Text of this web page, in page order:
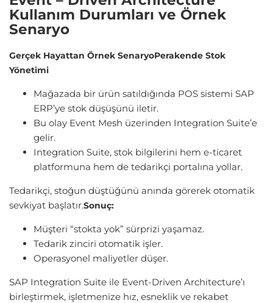
Kullanım Durumları ve Örnek
Senaryo
Gerçek Hayattan Örnek SenaryoPerakende Stok
Yönetimi
Mağazada bir ürün satıldığında POS sistemi SAP
ERP’ye stok düşüşünü iletir.
Bu olay Event Mesh üzerinden Integration Suite’e
gelir.
Integration Suite, stok bilgilerini hem e-ticaret
platformuna hem de tedarikçi portalına yollar.
Tedarikçi, stoğun düştüğünü anında görerek otomatik
sevkiyat başlatır.Sonuç:
Müşteri “stokta yok” sürprizi yaşamaz.
Tedarik zinciri otomatik işler.
Operasyonel maliyetler düşer.
SAP Integration Suite ile Event-Driven Architecture’ı
birleştirmek, işletmenize hız, esneklik ve rekabet